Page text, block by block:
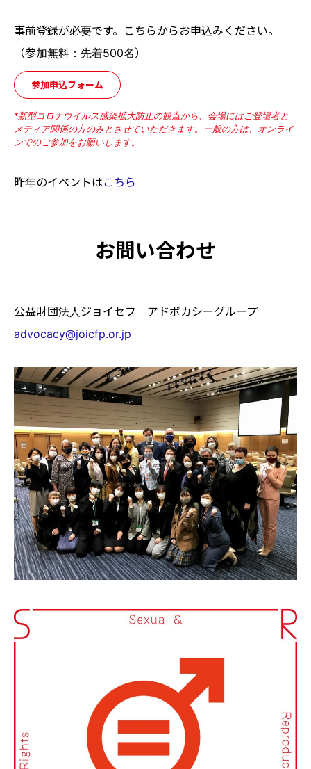
事前登録が必要です。こちらからお申込みください。
（参加無料：先着500名）
参加申込フォーム
*新型コロナウイルス感染拡大防止の観点から、会場にはご登壇者と
メディア関係の方のみとさせていただきます。一般の方は、オンライ
ンでのご参加をお願いします。
昨年のイベントはこちら
お問い合わせ
公益財団法人ジョイセフ アドボカシーグループ
advocacy@joicfp.or.jp